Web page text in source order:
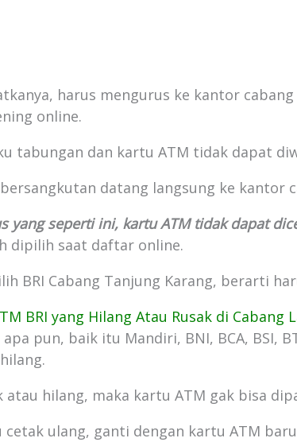
harus mengurus ke kantor cabang
online.
tabungan dan kartu ATM tidak dapat
bersangkutan datang langsung ke kantor
yang seperti ini, kartu ATM tidak dapat
dipilih saat daftar online.
BRI Cabang Tanjung Karang, berarti
BRI yang Hilang Atau Rusak di Cabang
pun, baik itu Mandiri, BNI, BCA, BSI,
atau hilang, maka kartu ATM gak bisa
ulang, ganti dengan kartu ATM